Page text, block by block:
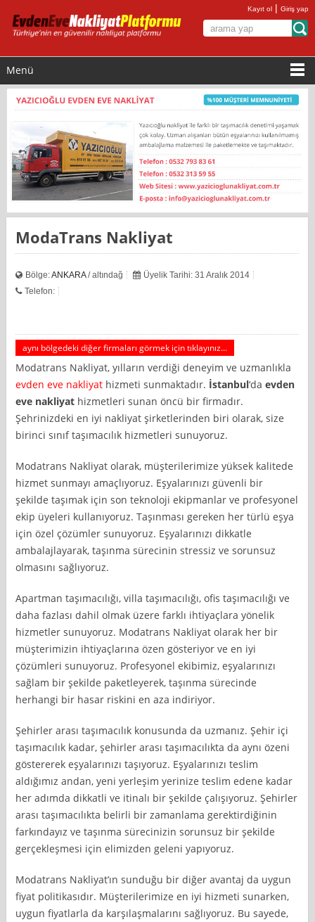
Kayıt ol |Giriş yap
Menü
ModaTrans Nakliyat
Bölge:ANKARA/ altındağ
Üyelik Tarihi: 31 Aralık 2014
Telefon:
aynı bölgedeki diğer firmaları görmek için tıklayınız...
Modatrans Nakliyat, yılların verdiği deneyim ve uzmanlıkla
evden eve nakliyat hizmeti sunmaktadır. İstanbul‘daevden
eve nakliyat hizmetleri sunan öncü bir firmadır.
Şehrinizdeki en iyi nakliyat şirketlerinden biri olarak, size
birinci sınıf taşımacılık hizmetleri sunuyoruz.
Modatrans Nakliyat olarak, müşterilerimize yüksek kalitede
hizmet sunmayı amaçlıyoruz. Eşyalarınızı güvenli bir
şekilde taşımak için son teknoloji ekipmanlar ve profesyonel
ekip üyeleri kullanıyoruz. Taşınması gereken her türlü eşya
için özel çözümler sunuyoruz. Eşyalarınızı dikkatle
ambalajlayarak, taşınma sürecinin stressiz ve sorunsuz
olmasını sağlıyoruz.
Apartman taşımacılığı, villa taşımacılığı, ofis taşımacılığı ve
daha fazlası dahil olmak üzere farklı ihtiyaçlara yönelik
hizmetler sunuyoruz. Modatrans Nakliyat olarak her bir
müşterimizin ihtiyaçlarına özen gösteriyor ve en iyi
çözümleri sunuyoruz. Profesyonel ekibimiz, eşyalarınızı
sağlam bir şekilde paketleyerek, taşınma sürecinde
herhangi bir hasar riskini en aza indiriyor.
Şehirler arası taşımacılık konusunda da uzmanız. Şehir içi
taşımacılık kadar, şehirler arası taşımacılıkta da aynı özeni
göstererek eşyalarınızı taşıyoruz. Eşyalarınızı teslim
aldığımız andan, yeni yerleşim yerinize teslim edene kadar
her adımda dikkatli ve itinalı bir şekilde çalışıyoruz. Şehirler
arası taşımacılıkta belirli bir zamanlama gerektirdiğinin
farkındayız ve taşınma sürecinizin sorunsuz bir şekilde
gerçekleşmesi için elimizden geleni yapıyoruz.
Modatrans Nakliyat’ın sunduğu bir diğer avantaj da uygun
fiyat politikasıdır. Müşterilerimize en iyi hizmeti sunarken,
uygun fiyatlarla da karşılaşmalarını sağlıyoruz. Bu sayede,